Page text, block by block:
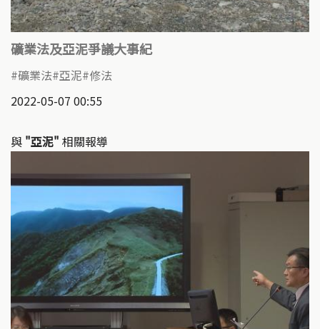
礦業法及亞泥爭議大事紀
礦業法 亞泥 修法
2022-05-07 00:55
與 "亞泥" 相關報導